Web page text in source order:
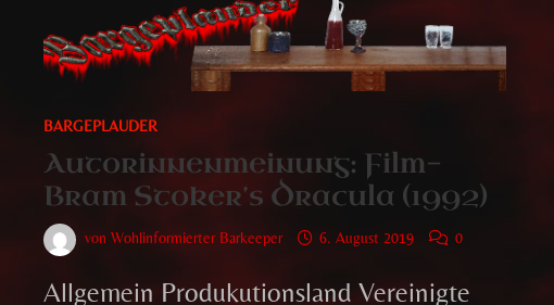
BARGEPLAUDER
Autorinnenmeinung: Film-
Bram Stoker’s Dracula (1992)
vonWohlinformierter Barkeeper 6. August 2019 0
Allgemein Produkutionsland Vereinigte